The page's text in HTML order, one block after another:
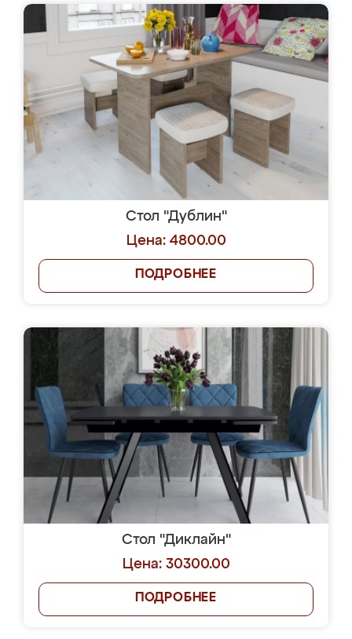
Стол "Дублин"
Цена: 4800.00
ПОДРОБНЕЕ
Стол "Диклайн"
Цена: 30300.00
ПОДРОБНЕЕ